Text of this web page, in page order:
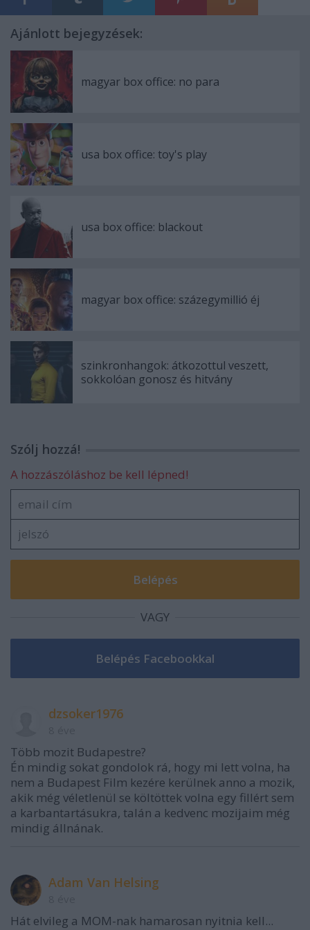
Ajánlott bejegyzések:
magyar box office: no para
usa box office: toy's play
usa box office: blackout
magyar box office: százegymillió éj
szinkronhangok: átkozottul veszett,
sokkolóan gonosz és hitvány
Szólj hozzá!
A hozzászóláshoz be kell lépned!
VAGY
dzsoker1976
Több mozit Budapestre?
Én mindig sokat gondolok rá, hogy mi lett volna, ha
nem a Budapest Film kezére kerülnek anno a mozik,
akik még véletlenül se költöttek volna egy fillért sem
a karbantartásukra, talán a kedvenc mozijaim még
mindig állnának.
Adam Van Helsing
Hát elvileg a MOM-nak hamarosan nyitnia kell...